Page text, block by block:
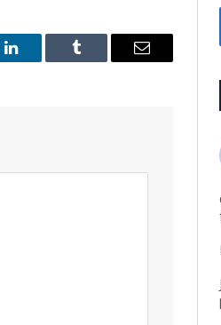
LinkedIn Tumblr Email